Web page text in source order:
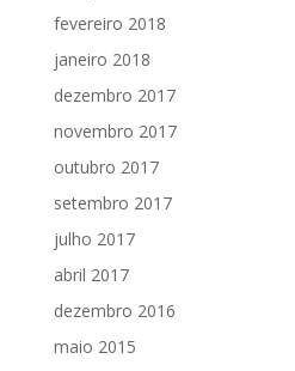
fevereiro 2018
janeiro 2018
dezembro 2017
novembro 2017
outubro 2017
setembro 2017
julho 2017
abril 2017
dezembro 2016
maio 2015